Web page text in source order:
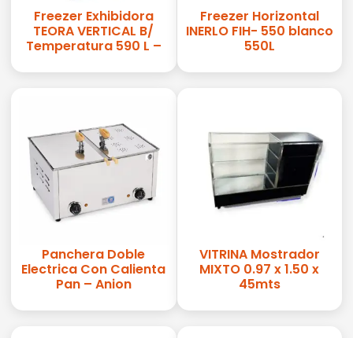
Freezer Exhibidora
TEORA VERTICAL B/
Temperatura 590 L –
Freezer Horizontal
INERLO FIH- 550 blanco
550L
Panchera Doble
Electrica Con Calienta
Pan – Anion
VITRINA Mostrador
MIXTO 0.97 x 1.50 x
45mts